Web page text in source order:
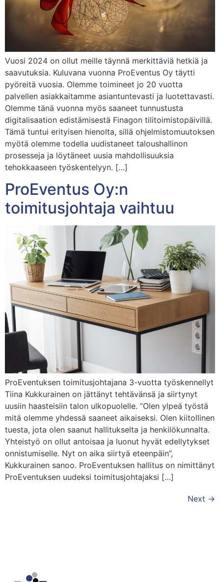
Vuosi 2024 on ollut meille täynnä merkittäviä hetkiä ja
saavutuksia. Kuluvana vuonna ProEventus Oy täytti
pyöreitä vuosia. Olemme toimineet jo 20 vuotta
palvellen asiakkaitamme asiantuntevasti ja luotettavasti.
Olemme tänä vuonna myös saaneet tunnustusta
digitalisaation edistämisestä Finagon tilitoimistopäivillä.
Tämä tuntui erityisen hienolta, sillä ohjelmistomuutoksen
myötä olemme todella uudistaneet taloushallinon
prosesseja ja löytäneet uusia mahdollisuuksia
tehokkaaseen työskentelyyn. […]
ProEventus Oy:n
toimitusjohtaja vaihtuu
ProEventuksen toimitusjohtajana 3-vuotta työskennellyt
Tiina Kukkurainen on jättänyt tehtävänsä ja siirtynyt
uusiin haasteisiin talon ulkopuolelle. ”Olen ylpeä työstä
mitä olemme yhdessä saaneet aikaiseksi. Olen kiitollinen
tuesta, jota olen saanut hallitukselta ja henkilökunnalta.
Yhteistyö on ollut antoisaa ja luonut hyvät edellytykset
onnistumiselle. Nyt on aika siirtyä eteenpäin”,
Kukkurainen sanoo. ProEventuksen hallitus on nimittänyt
ProEventuksen uudeksi toimitusjohtajaksi […]
Next →